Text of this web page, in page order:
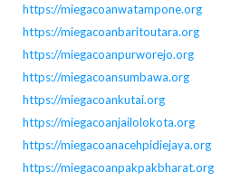
https://miegacoanwatampone.org
https://miegacoanbaritoutara.org
https://miegacoanpurworejo.org
https://miegacoansumbawa.org
https://miegacoankutai.org
https://miegacoanjailolokota.org
https://miegacoanacehpidiejaya.org
https://miegacoanpakpakbharat.org